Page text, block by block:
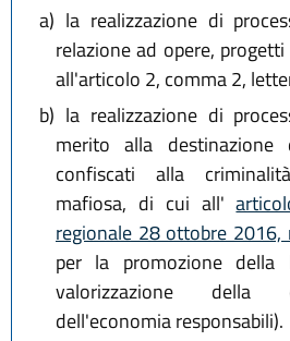
a) la realizzazione di
relazione ad opere,
all'articolo 2, comma 2,
b) la realizzazione di
merito alla
confiscati alla
mafiosa, di cui all'
regionale 28 ottobre 2016,
per la promozione
valorizzazione della
dell'economia responsabili).